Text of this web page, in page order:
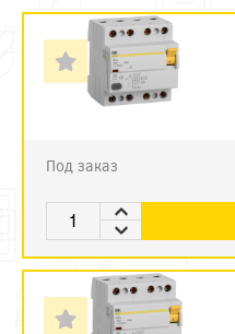
Под заказ